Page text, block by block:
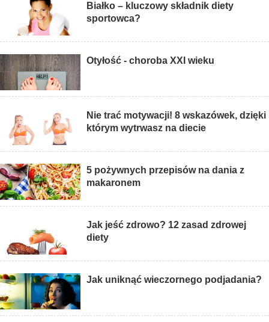
Białko – kluczowy składnik diety
sportowca?
Otyłość - choroba XXI wieku
Nie trać motywacji! 8 wskazówek, dzięki
którym wytrwasz na diecie
5 pożywnych przepisów na dania z
makaronem
Jak jeść zdrowo? 12 zasad zdrowej
diety
Jak uniknąć wieczornego podjadania?